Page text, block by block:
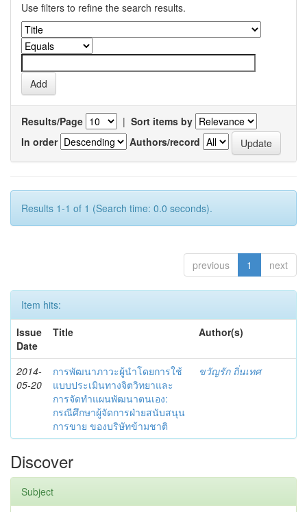
Use filters to refine the search results.
Results/Page | Sort items by
In order
Authors/record
Results 1-1 of 1 (Search time: 0.0 seconds).
previous 1 next
Item hits:
Issue
Date
Title Author(s)
2014-
05-20
การพัฒนาภาวะผู้นำโดยการใช้
แบบประเมินทางจิตวิทยาและ
การจัดทำแผนพัฒนาตนเอง:
กรณีศึกษาผู้จัดการฝ่ายสนับสนุน
การขาย ของบริษัทข้ามชาติ
ขวัญรัก ถิ่นเทศ
Discover
Subject